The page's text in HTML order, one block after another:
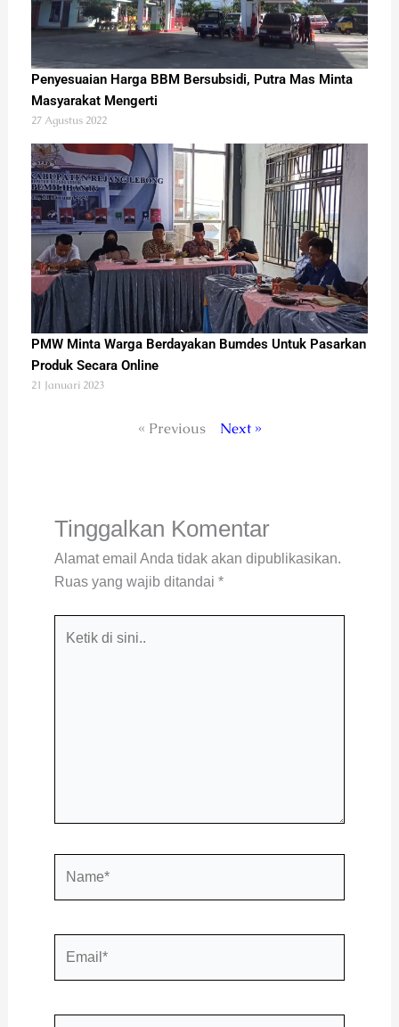
Penyesuaian Harga BBM Bersubsidi, Putra Mas Minta
Masyarakat Mengerti
27 Agustus 2022
PMW Minta Warga Berdayakan Bumdes Untuk Pasarkan
Produk Secara Online
21 Januari 2023
« Previous Next »
Tinggalkan Komentar
Alamat email Anda tidak akan dipublikasikan.
Ruas yang wajib ditandai *